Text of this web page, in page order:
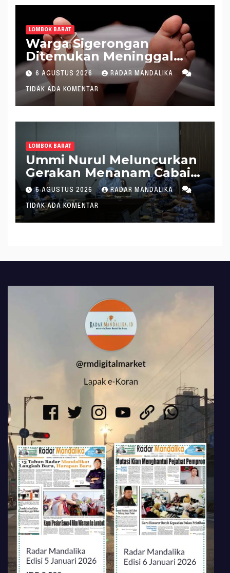
Lapor Hakim Tipikor
Mataram ke MA
LOMBOK BARAT
Warga Sigerongan
Ditemukan Meninggal
saat Setrum Ikan di
Sungai
6 AGUSTUS 2026 RADAR MANDALIKA
TIDAK ADA KOMENTAR
LOMBOK BARAT
Ummi Nurul Meluncurkan
Gerakan Menanam Cabai
Tangani Inflasi
6 AGUSTUS 2026 RADAR MANDALIKA
TIDAK ADA KOMENTAR